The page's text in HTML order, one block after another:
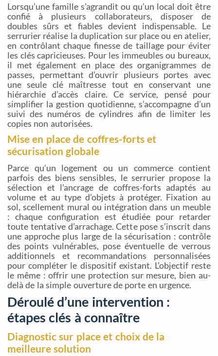
Lorsqu’une famille s’agrandit ou qu’un local doit être
confié à plusieurs collaborateurs, disposer de
doubles sûrs et fiables devient indispensable. Le
serrurier réalise la duplication sur place ou en atelier,
en contrôlant chaque finesse de taillage pour éviter
les clés capricieuses. Pour les immeubles ou bureaux,
il met également en place des organigrammes de
passes, permettant d’ouvrir plusieurs portes avec
une seule clé maîtresse tout en conservant une
hiérarchie d’accès claire. Ce service, pensé pour
simplifier la gestion quotidienne, s’accompagne d’un
suivi des numéros de cylindres afin de limiter les
copies non autorisées.
Mise en place de coffres-forts et
sécurisation globale
Parce qu’un logement ou un commerce contient
parfois des biens sensibles, le serrurier propose la
sélection et l’ancrage de coffres-forts adaptés au
volume et au type d’objets à protéger. Fixation au
sol, scellement mural ou intégration dans un meuble
: chaque configuration est étudiée pour retarder
toute tentative d’arrachage. Cette pose s’inscrit dans
une approche plus large de la sécurisation : contrôle
des points vulnérables, pose éventuelle de verrous
additionnels et recommandations personnalisées
pour compléter le dispositif existant. L’objectif reste
le même : offrir une protection sur mesure, bien au-
delà de la simple ouverture de porte en urgence.
Déroulé d’une intervention :
étapes clés à connaître
Diagnostic sur place et choix de la
meilleure solution